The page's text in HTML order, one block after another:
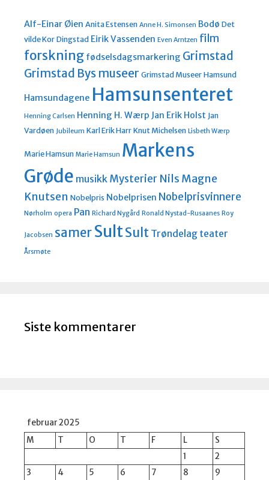
Alf-Einar Øien Anita Estensen Anne H. Simonsen Bodø Det
vilde KorDingstad Eirik Vassenden Even Arntzen film
forskning fødselsdagsmarkering Grimstad
Grimstad Bys museer Grimstad MuseerHamsund
Hamsundagene Hamsunsenteret
Henning Carlsen Henning H. Wærp Jan Erik Holst Jan
Vardøen Jubileum Karl Erik HarrKnut Michelsen Lisbeth Wærp
Marie Hamsun Marie Hamsun Markens
Grøde musikk Mysterier Nils Magne
Knutsen Nobelpris Nobelprisen Nobelprisvinnere
Nørholm opera Pan Richard Nygård Ronald Nystad-Rusaanes Roy
Jacobsen samerSultSult Trøndelag teater
Årsmøte
Siste kommentarer
februar 2025
M
T O T F L
S
1
2
3
4 5 6 7 8 9